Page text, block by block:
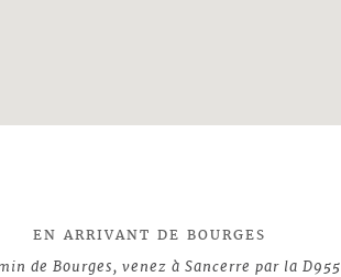
EN ARRIVANT DE BOURGES
de Bourges, venez à Sancerre par la D955